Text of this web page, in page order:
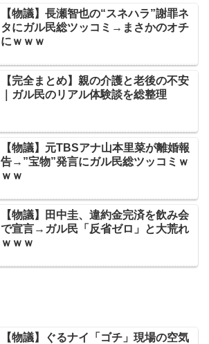
【物議】長瀬智也の“スネハラ”謝罪ネ
タにガル民総ツッコミ→まさかのオチ
にｗｗｗ
【完全まとめ】親の介護と老後の不安
｜ガル民のリアル体験談を総整理
【物議】元TBSアナ山本里菜が離婚報
告→”宝物”発言にガル民総ツッコミｗ
ｗｗ
【物議】田中圭、違約金完済を飲み会
で宣言→ガル民「反省ゼロ」と大荒れ
ｗｗｗ
【物議】ぐるナイ「ゴチ」現場の空気